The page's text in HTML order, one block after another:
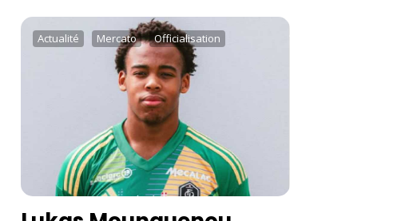
Actualité Mercato Officialisation